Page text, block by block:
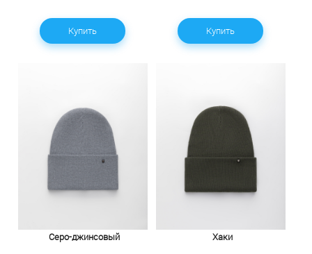
Купить Купить
Серо-джинсовый Хаки